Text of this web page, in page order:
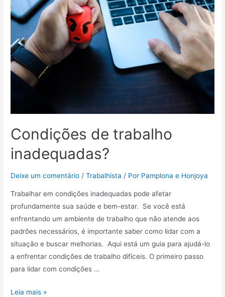
Condições de trabalho
inadequadas?
Deixe um comentário /Trabalhista / Por Pamplona e Honjoya
Trabalhar em condições inadequadas pode afetar
profundamente sua saúde e bem-estar. Se você está
enfrentando um ambiente de trabalho que não atende aos
padrões necessários, é importante saber como lidar com a
situação e buscar melhorias. Aqui está um guia para ajudá-lo
a enfrentar condições de trabalho difíceis. O primeiro passo
para lidar com condições …
Leia mais »